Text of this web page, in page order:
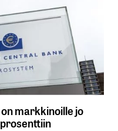
markkinoille jo